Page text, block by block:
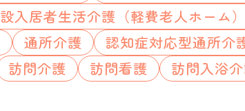
入居者生活介護（軽費老人ホーム）
通所介護 認知症対応型通所介
訪問介護 訪問看護 訪問入浴